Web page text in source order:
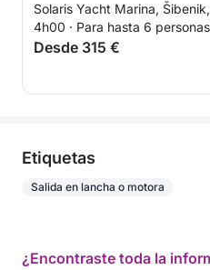
lancha motora.
Solaris Yacht Marina,
4h00 · Para hasta 6 personas
Desde 315 €
Etiquetas
Salida en lancha o motora
¿Encontraste toda la